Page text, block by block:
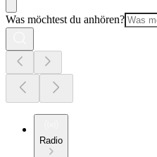
Was möchtest du anhören?
Radio